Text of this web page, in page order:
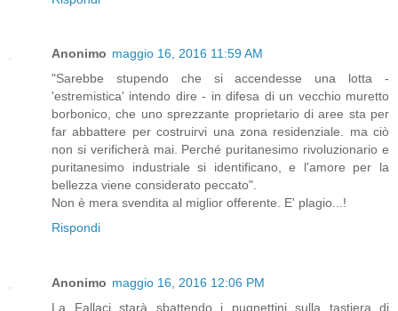
Anonimo maggio 16, 2016 11:59 AM
"Sarebbe stupendo che si accendesse una lotta -
'estremistica' intendo dire - in difesa di un vecchio muretto
borbonico, che uno sprezzante proprietario di aree sta per
far abbattere per costruirvi una zona residenziale. ma ciò
non si verificherà mai. Perché puritanesimo rivoluzionario e
puritanesimo industriale si identificano, e l'amore per la
bellezza viene considerato peccato".
Non è mera svendita al miglior offerente. E' plagio...!
Rispondi
Anonimo maggio 16, 2016 12:06 PM
La Fallaci starà sbattendo i pugnettini sulla tastiera di